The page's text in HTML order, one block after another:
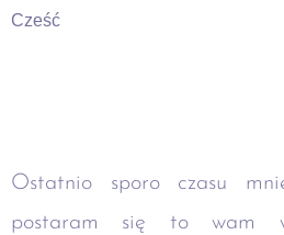
Cześć
Ostatnio sporo czasu
postaram się to wam